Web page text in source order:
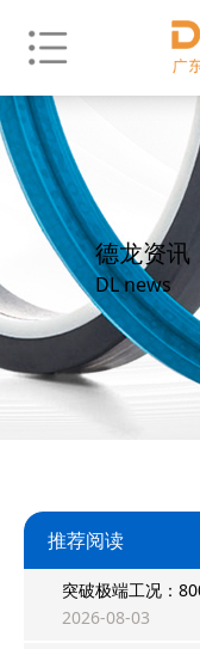
德龙资讯
DL news
推荐阅读
突破极端工况：
2026-08-03